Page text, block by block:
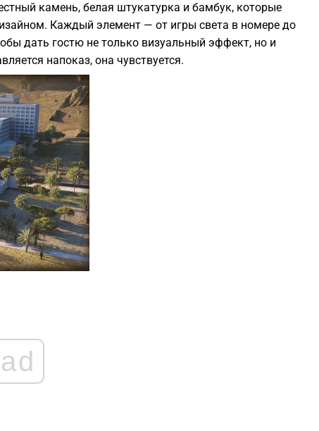
камень, белая штукатурка и бамбук, которые
Каждый элемент — от игры света в номере до
дать гостю не только визуальный эффект, но и
напоказ, она чувствуется.
ad